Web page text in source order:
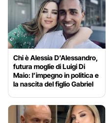
Chi è Alessia D’Alessandro,
futura moglie di Luigi Di
Maio: l’impegno in politica e
la nascita del figlio Gabriel